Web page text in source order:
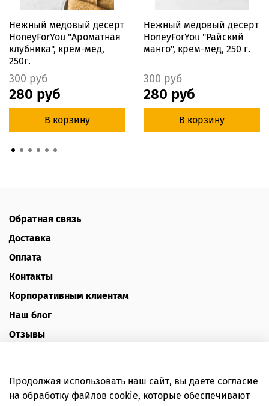
Нежный медовый десерт
HoneyForYou "Ароматная
клубника", крем-мед,
250г.
300 руб
280 руб
В корзину
Нежный медовый десерт
HoneyForYou "Райский
манго", крем-мед, 250 г.
300 руб
280 руб
В корзину
Обратная связь
Доставка
Оплата
Контакты
Корпоративным клиентам
Наш блог
Отзывы
Пользовательское соглашение
Продолжая использовать наш сайт, вы даете согласие
на обработку файлов cookie, которые обеспечивают